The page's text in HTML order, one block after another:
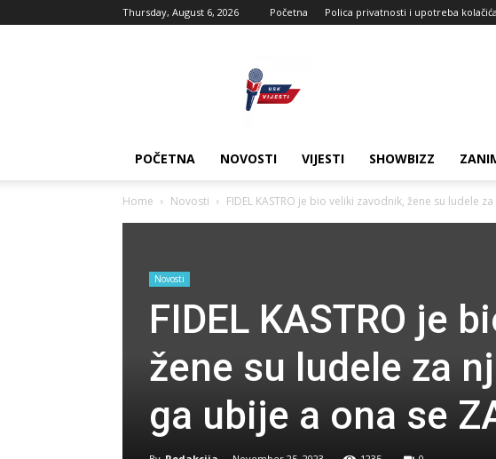
Thursday, August 6, 2026 Početna Polica privatnosti i upotreba kolačića
POČETNA NOVOSTI VIJESTI SHOWBIZZ
Home Novosti FIDEL KASTRO je bio veliki zavodnik, žene su ludele
Novosti
FIDEL KASTRO je
žene su ludele za
ga ubije a ona se